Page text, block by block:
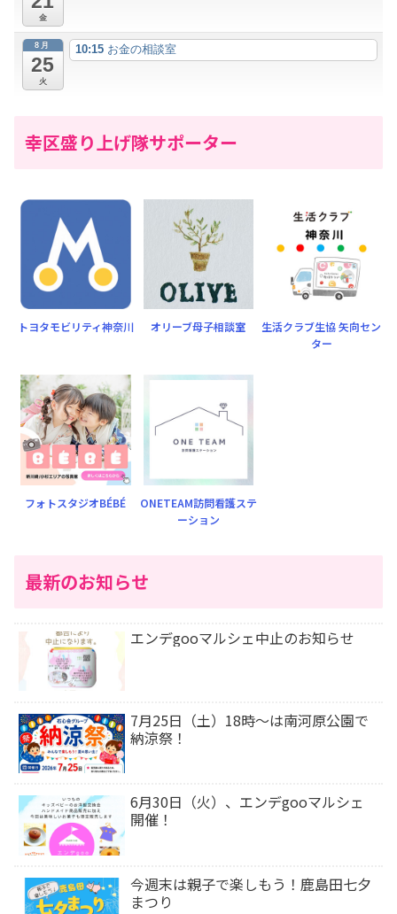
金
8月
25
火
10:15 お金の相談室
幸区盛り上げ隊サポーター
トヨタモビリティ神奈川 オリーブ母子相談室
生活クラブ生協 矢向セン
ター
フォトスタジオBÉBÉ
ONETEAM訪問看護ステ
ーション
最新のお知らせ
エンデgooマルシェ中止のお知らせ
7月25日（土）18時〜は南河原公園で
納涼祭！
6月30日（火）、エンデgooマルシェ
開催！
今週末は⁡親子で楽しもう！鹿島田七夕
まつり